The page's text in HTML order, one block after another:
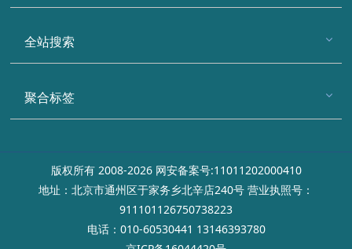
全站搜索
聚合标签
版权所有 2008-2026 网安备案号:11011202000410
地址：北京市通州区于家务乡北辛店240号 营业执照号：
911101126750738223
电话：010-60530441 13146393780